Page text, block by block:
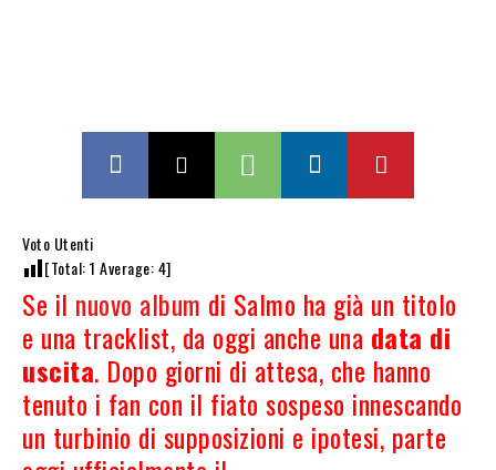
Voto Utenti
[Total:1 Average:4]
Se il nuovo album di Salmo ha già un titolo
e una tracklist, da oggi anche una data di
uscita. Dopo giorni di attesa, che hanno
tenuto i fan con il fiato sospeso innescando
un turbinio di supposizioni e ipotesi, parte